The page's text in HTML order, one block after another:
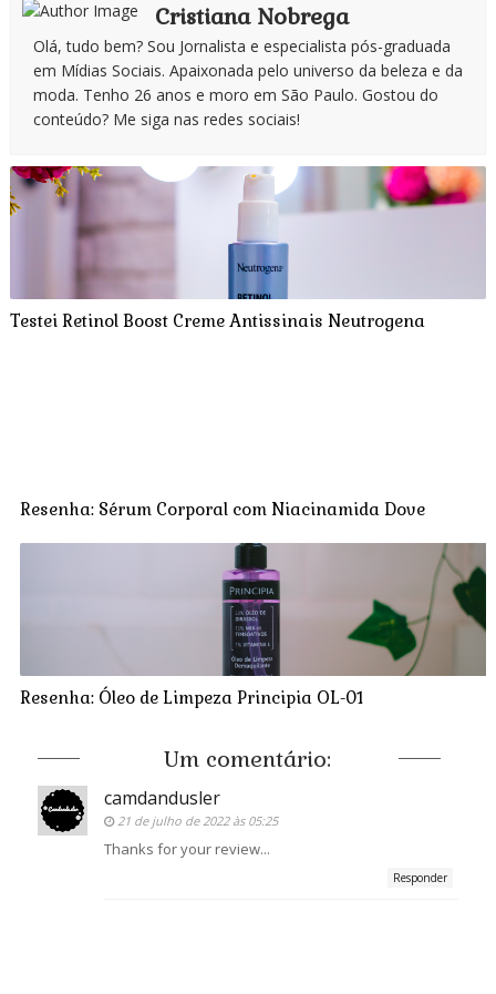
Cristiana Nobrega
Olá, tudo bem? Sou Jornalista e especialista pós-graduada
em Mídias Sociais. Apaixonada pelo universo da beleza e da
moda. Tenho 26 anos e moro em São Paulo. Gostou do
conteúdo? Me siga nas redes sociais!
Testei Retinol Boost Creme Antissinais Neutrogena
Resenha: Sérum Corporal com Niacinamida Dove
Resenha: Óleo de Limpeza Principia OL-01
Um comentário:
camdandusler
21 de julho de 2022 às 05:25
Thanks for your review...
Responder